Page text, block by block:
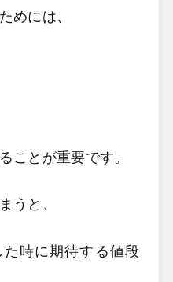
めには、
ことが重要です。
うと、
た時に期待する値段